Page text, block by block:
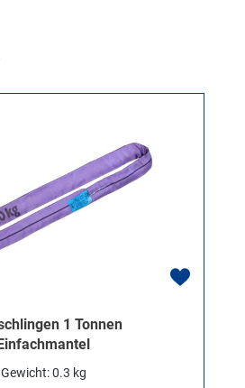
1 Tonnen
Gewicht: 0.3 kg